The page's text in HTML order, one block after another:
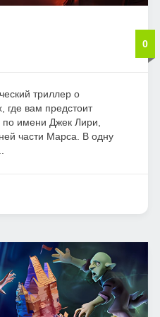
0
триллер о
где вам предстоит
имени Джек Лири,
части Марса. В одну